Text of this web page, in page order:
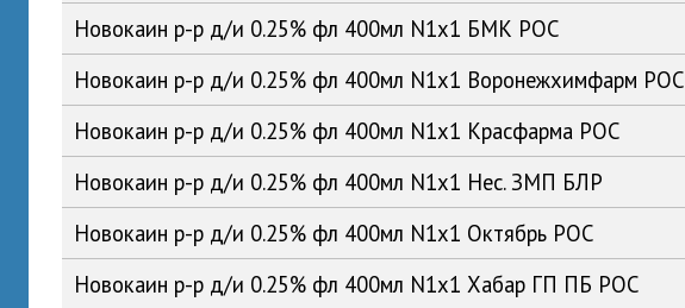
Новокаин р-р д/и 0.25% фл 400мл N1x1 БМК РОС
Новокаин р-р д/и 0.25% фл 400мл N1x1 Воронежхимфарм РОС
Новокаин р-р д/и 0.25% фл 400мл N1x1 Красфарма РОС
Новокаин р-р д/и 0.25% фл 400мл N1x1 Нес. ЗМП БЛР
Новокаин р-р д/и 0.25% фл 400мл N1x1 Октябрь РОС
Новокаин р-р д/и 0.25% фл 400мл N1x1 Хабар ГП ПБ РОС